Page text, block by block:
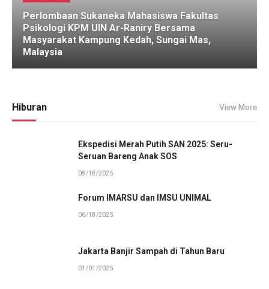
Perlombaan Sukaneka Mahasiswa Fakultas
Psikologi KPM UIN Ar-Raniry Bersama
Masyarakat Kampung Kedah, Sungai Mas,
Malaysia
Hiburan View More
Ekspedisi Merah Putih SAN 2025: Seru-
Seruan Bareng Anak SOS
08/18/2025
Forum IMARSU dan IMSU UNIMAL
06/18/2025
Jakarta Banjir Sampah di Tahun Baru
01/01/2025